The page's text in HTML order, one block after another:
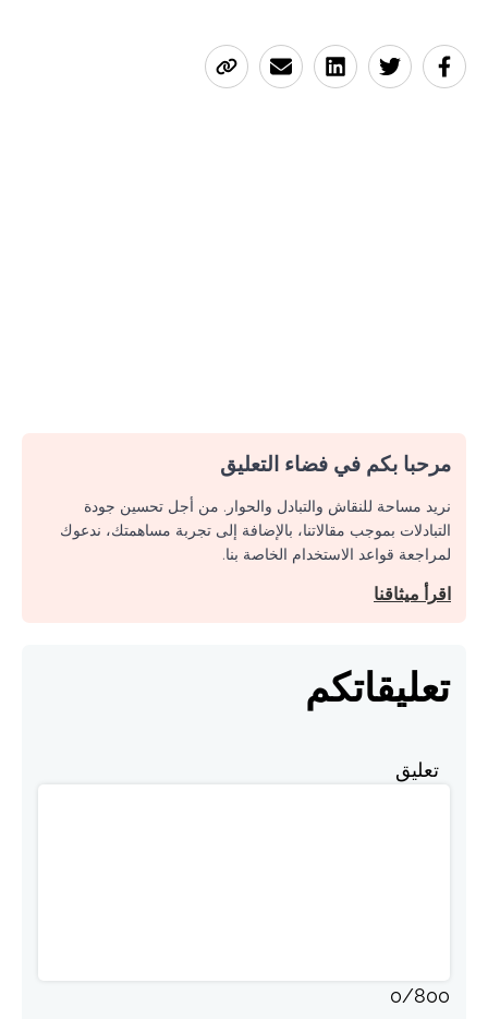
مرحبا بكم في فضاء التعليق
نريد مساحة للنقاش والتبادل والحوار. من أجل تحسين جودة
التبادلات بموجب مقالاتنا، بالإضافة إلى تجربة مساهمتك، ندعوك
لمراجعة قواعد الاستخدام الخاصة بنا.
اقرأ ميثاقنا
تعليقاتكم
تعليق
0/800